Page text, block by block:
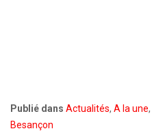
Publié dans Actualités, A la une,
Besançon